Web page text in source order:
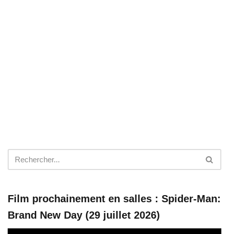
Film prochainement en salles : Spider-Man:
Brand New Day (29 juillet 2026)